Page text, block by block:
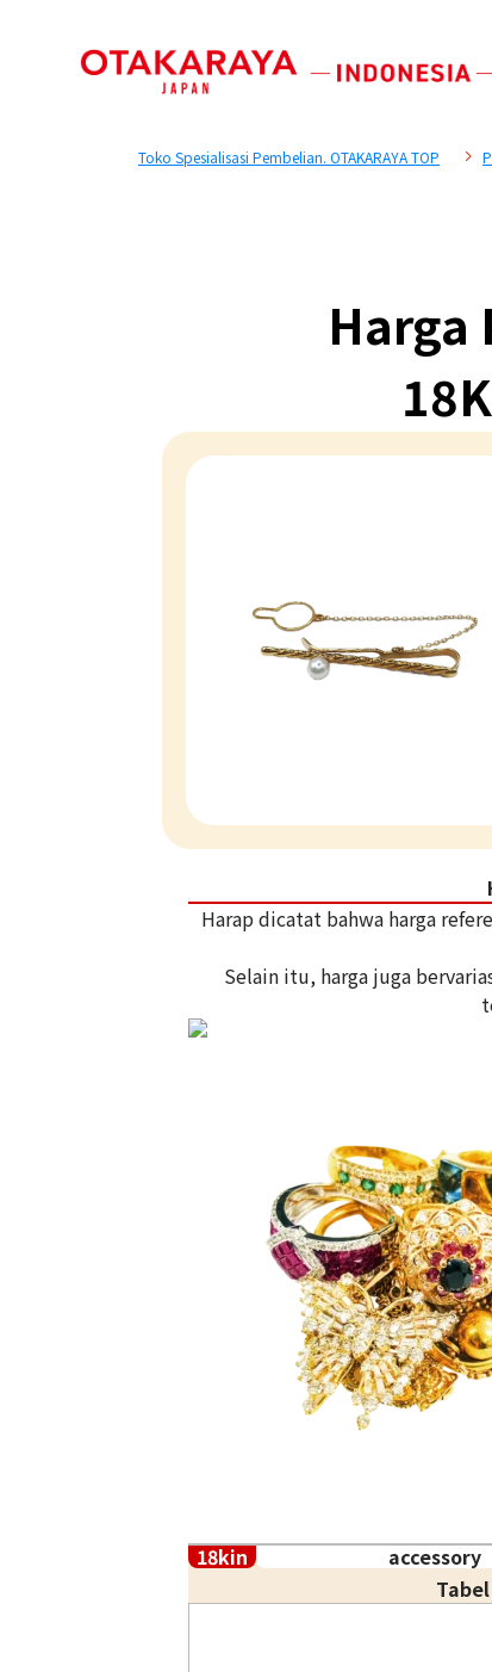
Toko Spesialisasi Pembelian. OTAKARAYA TOP
Harga
Harap dicatat bahwa harga
Selain itu, harga juga
18kin accessory